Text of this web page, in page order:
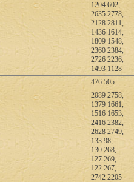
1204 602,
2635 2778,
2128 2811,
1436 1614,
1809 1548,
2360 2384,
2726 2236,
1493 1128
476 505
2089 2758,
1379 1661,
1516 1653,
2416 2382,
2628 2749,
133 98,
130 268,
127 269,
122 267,
2742 2205